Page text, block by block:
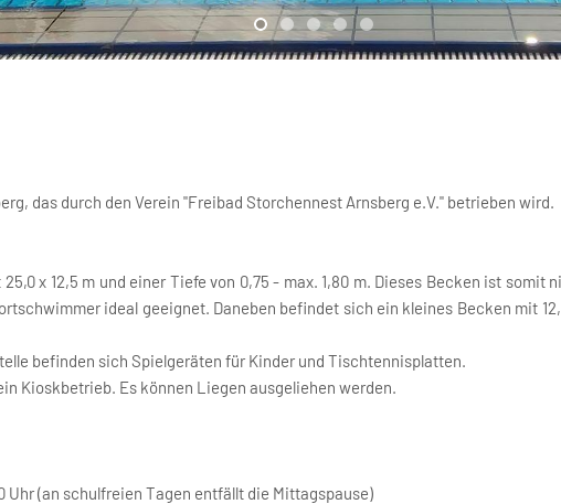
das durch den Verein "Freibad Storchennest Arnsberg e.V." betrieben wird.
x 12,5 m und einer Tiefe von 0,75 - max. 1,80 m. Dieses Becken ist somit
ideal geeignet. Daneben befindet sich ein kleines Becken mit
befinden sich Spielgeräten für Kinder und Tischtennisplatten.
Kioskbetrieb. Es können Liegen ausgeliehen werden.
Uhr (an schulfreien Tagen entfällt die Mittagspause)